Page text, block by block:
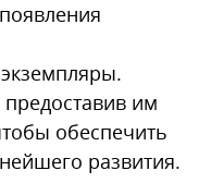
им
обеспечить
развития.